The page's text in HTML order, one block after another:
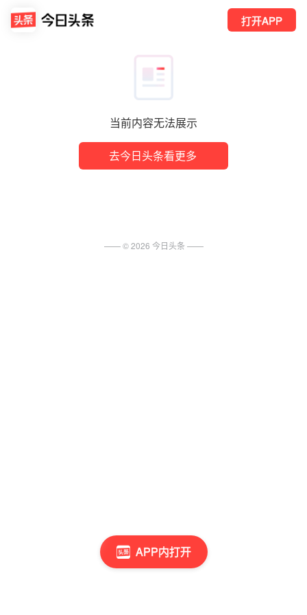
当前内容无法展示
去今日头条看更多
打开APP
APP内打开
—— ©2026 今日头条 ——